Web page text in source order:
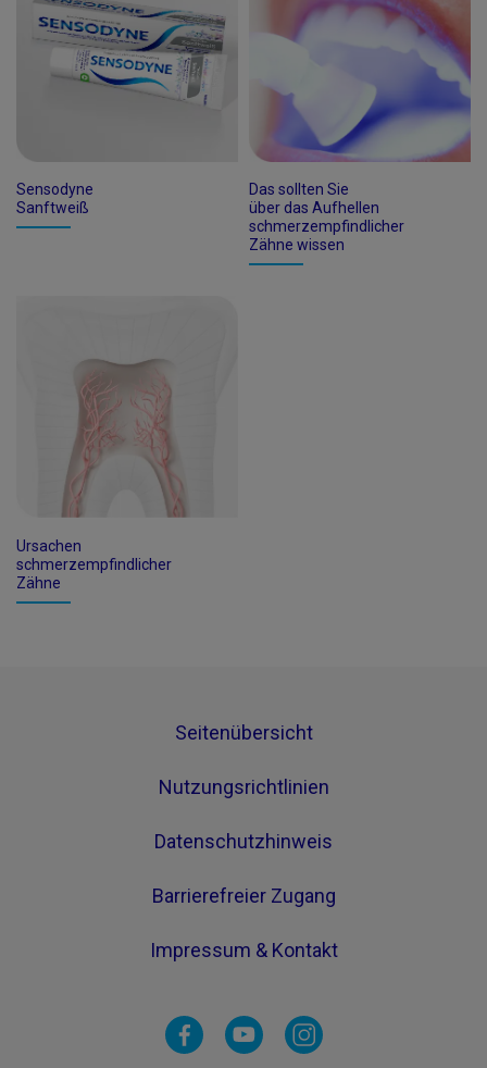
Sensodyne
Sanftweiß
Das sollten Sie
über das Aufhellen
schmerzempfindlicher
Zähne wissen
Ursachen
schmerzempfindlicher
Zähne
Seitenübersicht
Nutzungsrichtlinien
Datenschutzhinweis
Barrierefreier Zugang
Impressum & Kontakt